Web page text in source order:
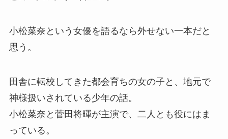
小松菜奈という女優を語るなら外せない一本だと
思う。
田舎に転校してきた都会育ちの女の子と、地元で
神様扱いされている少年の話。
小松菜奈と菅田将暉が主演で、二人とも役にはま
っている。